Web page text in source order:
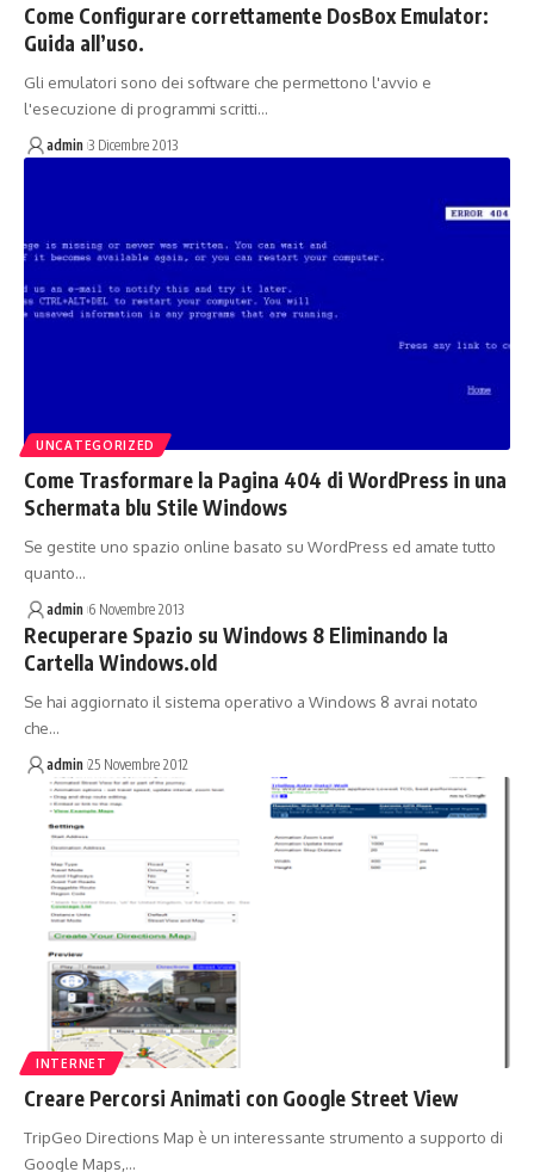
Come Configurare correttamente DosBox Emulator:
Guida all’uso.
Gli emulatori sono dei software che permettono l'avvio e
l'esecuzione di programmi scritti…
admin 3 Dicembre 2013
UNCATEGORIZED
Come Trasformare la Pagina 404 di WordPress in una
Schermata blu Stile Windows
Se gestite uno spazio online basato su WordPress ed amate tutto
quanto…
admin 6 Novembre 2013
Recuperare Spazio su Windows 8 Eliminando la
Cartella Windows.old
Se hai aggiornato il sistema operativo a Windows 8 avrai notato
che…
admin 25 Novembre 2012
INTERNET
Creare Percorsi Animati con Google Street View
TripGeo Directions Map è un interessante strumento a supporto di
Google Maps,…